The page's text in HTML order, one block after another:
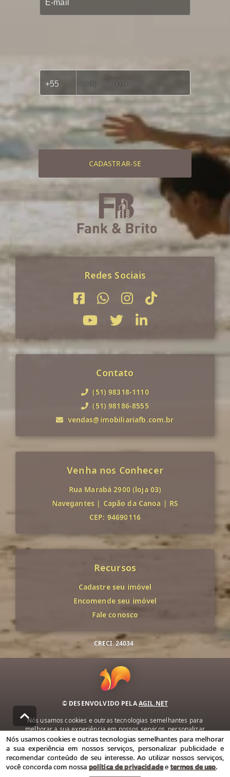
CADASTRAR-SE
Redes Sociais
Contato
(51) 98318-1110
(51) 98186-8555
vendas@imobiliariafb.com.br
Venha nos Conhecer
Rua Marabá 2900 (loja 03)
Navegantes | Capão da Canoa | RS
CEP: 94690116
Recursos
Cadastre seu imóvel
Encomende seu imóvel
Fale conosco
CRECI 24034
© DESENVOLVIDO PELAAGIL.NET
Nós usamos cookies e outras tecnologias semelhantes para
melhorar a sua experiência em nossos serviços, personalizar
publicidade e recomendar conteúdo de seu interesse. Ao utilizar
nossos serviços, você concorda com nossa política de privacidade e
termos de uso.
Política de Privacidade Termos de uso
Nós usamos cookies e outras tecnologias semelhantes para melhorar
a sua experiência em nossos serviços, personalizar publicidade e
recomendar conteúdo de seu interesse. Ao utilizar nossos serviços,
você concorda com nossa política de privacidadeetermos de uso.